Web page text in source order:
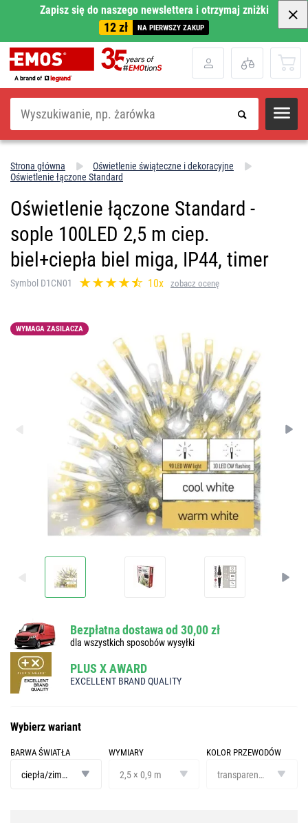
Zapisz się do naszego newslettera i otrzymaj zniżki
12 zł NA PIERWSZY ZAKUP
Szukaj
Strona główna
Oświetlenie świąteczne i dekoracyjne
Oświetlenie łączone Standard
Oświetlenie łączone Standard -
sople 100LED 2,5 m ciep.
biel+ciepła biel miga, IP44, timer
Symbol D1CN01 10x zobacz ocenę
WYMAGA ZASILACZA
Bezpłatna dostawa od 30,00 zł
dla wszystkich sposobów wysyłki
PLUS X AWARD
EXCELLENT BRAND QUALITY
Wybierz wariant
BARWA ŚWIATŁA
światła
ciepła/zimna biel
WYMIARY
2,5 × 0,9 m
KOLOR PRZEWODÓW
przewodów
transparentny